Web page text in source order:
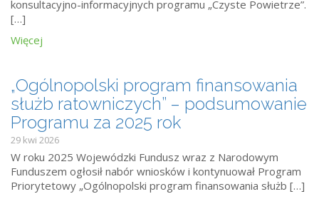
konsultacyjno-informacyjnych programu „Czyste Powietrze”.
[…]
Więcej
„Ogólnopolski program finansowania
służb ratowniczych” – podsumowanie
Programu za 2025 rok
29 kwi 2026
W roku 2025 Wojewódzki Fundusz wraz z Narodowym
Funduszem ogłosił nabór wniosków i kontynuował Program
Priorytetowy „Ogólnopolski program finansowania służb […]